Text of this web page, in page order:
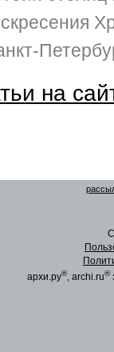
на
архи.ру®, archi.ru®